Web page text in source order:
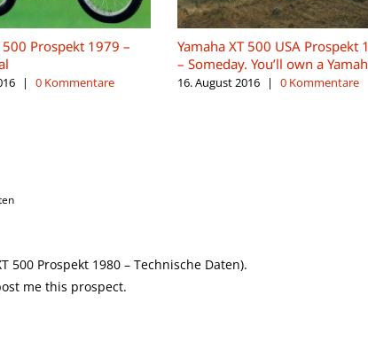
500 Prospekt 1979 –
| 0 Kommentare
Yamaha XT 500 USA Prospekt
– Someday. You’ll own a
16. August 2016 | 0 Kommentare
500 Prospekt 1980 – Technische Daten).
me this prospect.